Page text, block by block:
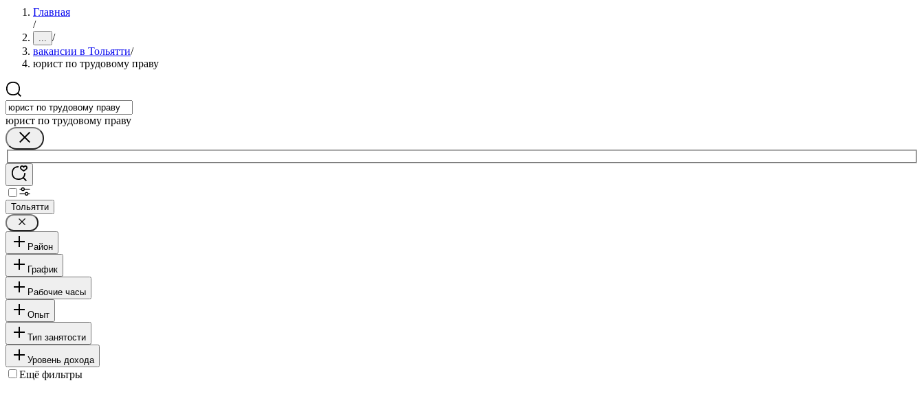
Главная
/
... /
вакансии в Тольятти/
юрист по трудовому праву
юрист по трудовому праву
Тольятти
Район
График
Рабочие часы
Опыт
Тип занятости
Уровень дохода
Ещё фильтры